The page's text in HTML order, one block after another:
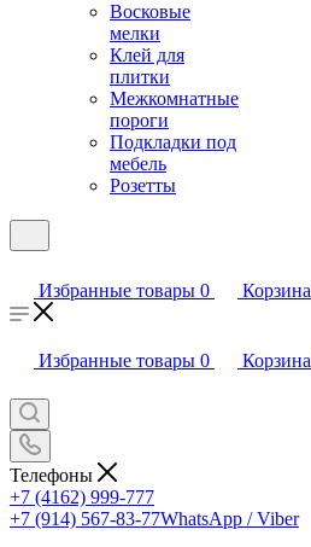
Восковые
мелки
Клей для
плитки
Межкомнатные
пороги
Подкладки под
мебель
Розетты
Избранные товары 0 Корзина
Избранные товары 0 Корзина
Телефоны
+7 (4162) 999-777
+7 (914) 567-83-77WhatsApp / Viber